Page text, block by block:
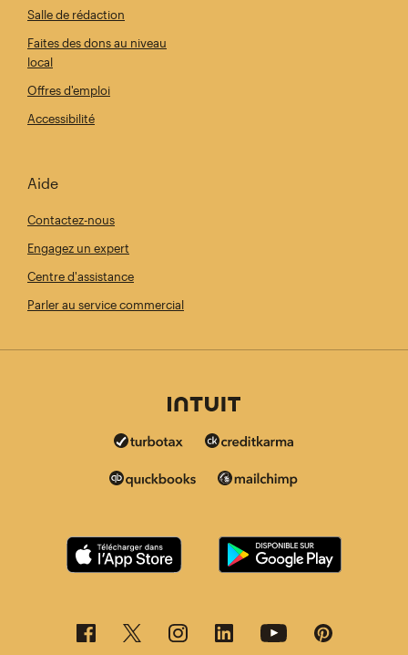
Salle de rédaction
Faites des dons au niveau
local
Offres d'emploi
Accessibilité
Aide
Contactez-nous
Engagez un expert
Centre d'assistance
Parler au service commercial